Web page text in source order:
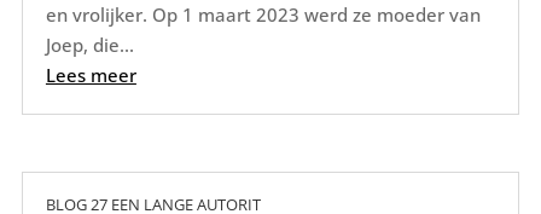
en vrolijker. Op 1 maart 2023 werd ze moeder van
Joep, die...
Lees meer
BLOG 27 EEN LANGE AUTORIT